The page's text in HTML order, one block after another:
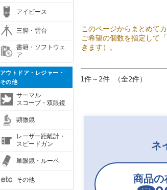
アイピース
三脚・雲台
書籍・ソフトウェ
ア
アウトドア・レジャー・
その他
サーマル
スコープ・双眼鏡
顕微鏡
レーザー距離計・
スピードガン
単眼鏡・ルーペ
その他
このページからまとめて
ご希望の個数を指定して
きます）。
1件～2件 （全2件）
ネ
商品の